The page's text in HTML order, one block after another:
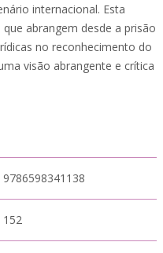
internacional. Esta
abrangem desde a prisão
no reconhecimento do
visão abrangente e crítica
9786598341138
152